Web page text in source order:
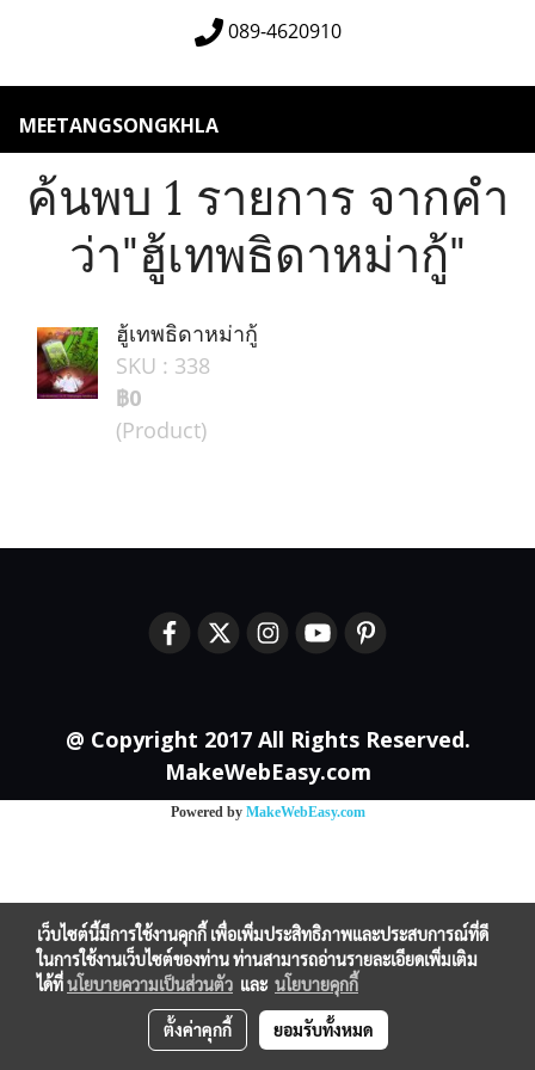
089-4620910
MEETANGSONGKHLA
ค้นพบ 1 รายการ จากคำ
ว่า"ฮู้เทพธิดาหม่ากู้"
ฮู้เทพธิดาหม่ากู้
SKU : 338
฿0
(Product)
@ Copyright 2017 All Rights Reserved.
MakeWebEasy.com
Powered by MakeWebEasy.com
เว็บไซต์นี้มีการใช้งานคุกกี้ เพื่อเพิ่มประสิทธิภาพและประสบการณ์ที่ดี
ในการใช้งานเว็บไซต์ของท่าน ท่านสามารถอ่านรายละเอียดเพิ่มเติม
ได้ที่นโยบายความเป็นส่วนตัว และ นโยบายคุกกี้
ตั้งค่าคุกกี้ ยอมรับทั้งหมด